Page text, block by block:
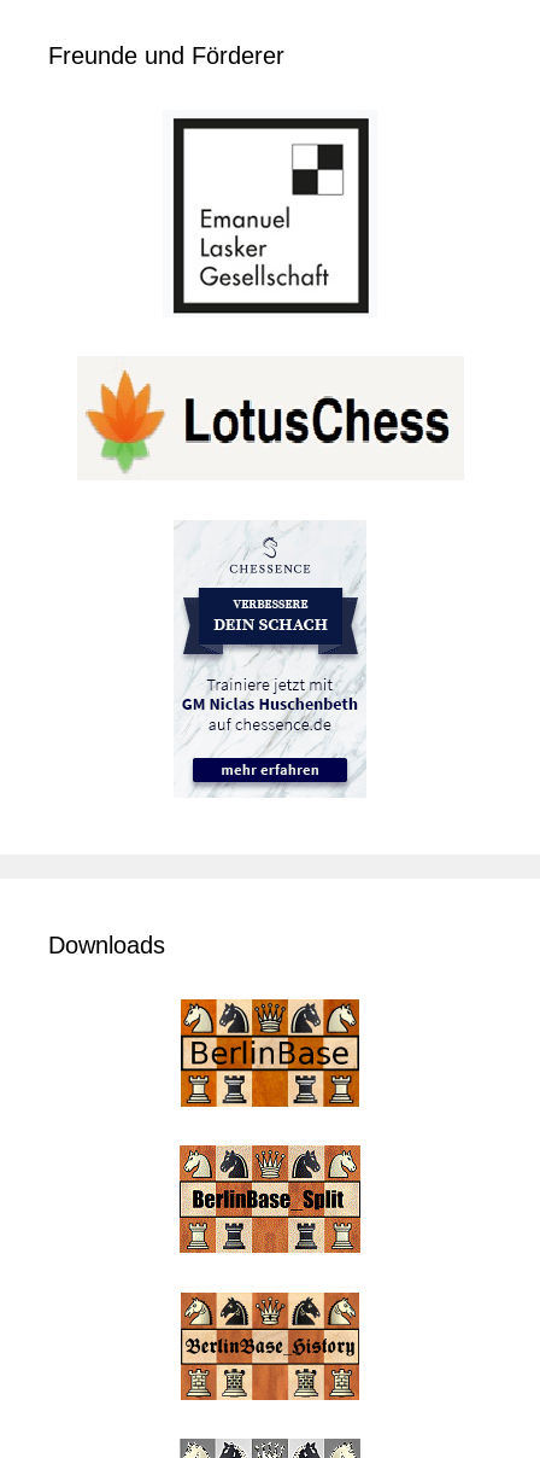
Freunde und Förderer
Downloads